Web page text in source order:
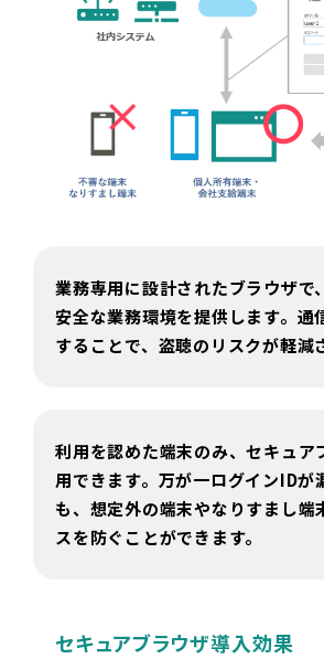
業務専用に設計されたブラウザで
安全な業務環境を提供します。通
することで、盗聴のリスクが軽減
利用を認めた端末のみ、セキュア
用できます。万が一ログインIDが
も、想定外の端末やなりすまし端
スを防ぐことができます。
セキュアブラウザ導入効果